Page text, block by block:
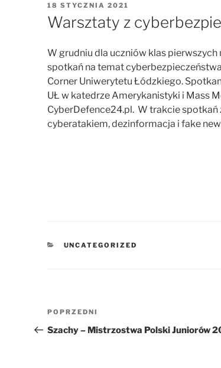
OPUBLIKOWANE
W
18 STYCZNIA 2021
Warsztaty z
W grudniu dla uczniów klas
spotkań na temat
Corner Uniwerytetu Łódzkiego.
UŁ w katedrze Amerykanistyki i Mass
CyberDefence24.pl. W trakcie spotkań
cyberatakiem, dezinformacja i fake
KATEGORIE
UNCATEGORIZED
Nawigacja
wpisu
Poprzedni
wpis
POPRZEDNI
Szachy – Mistrzostwa Polski Juniorów